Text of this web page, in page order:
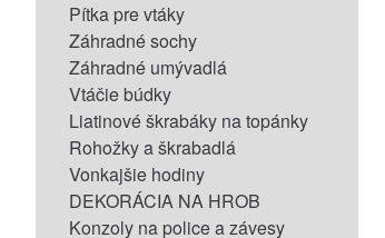
Pítka pre vtáky
Záhradné sochy
Záhradné umývadlá
Vtáčie búdky
Liatinové škrabáky na topánky
Rohožky a škrabadlá
Vonkajšie hodiny
DEKORÁCIA NA HROB
Konzoly na police a závesy